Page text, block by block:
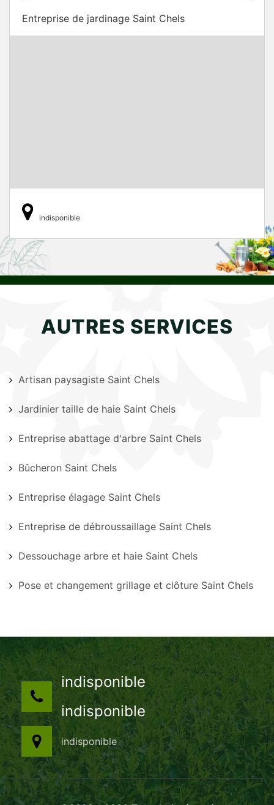
Entreprise de jardinage Saint Chels
indisponible
AUTRES SERVICES
Artisan paysagiste Saint Chels
Jardinier taille de haie Saint Chels
Entreprise abattage d'arbre Saint Chels
Bûcheron Saint Chels
Entreprise élagage Saint Chels
Entreprise de débroussaillage Saint Chels
Dessouchage arbre et haie Saint Chels
Pose et changement grillage et clôture Saint Chels
indisponible
indisponible
indisponible